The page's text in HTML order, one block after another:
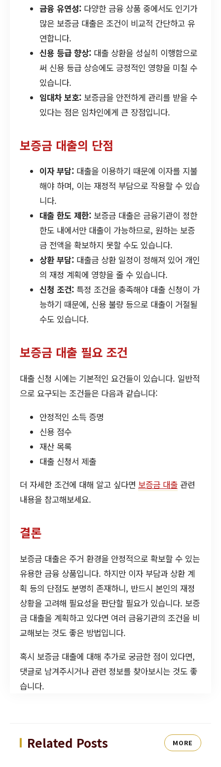
금융 유연성: 다양한 금융 상품 중에서도 인기가
많은 보증금 대출은 조건이 비교적 간단하고 유
연합니다.
신용 등급 향상: 대출 상환을 성실히 이행함으로
써 신용 등급 상승에도 긍정적인 영향을 미칠 수
있습니다.
임대차 보호: 보증금을 안전하게 관리를 받을 수
있다는 점은 임차인에게 큰 장점입니다.
보증금 대출의 단점
이자 부담: 대출을 이용하기 때문에 이자를 지불
해야 하며, 이는 재정적 부담으로 작용할 수 있습
니다.
대출 한도 제한: 보증금 대출은 금융기관이 정한
한도 내에서만 대출이 가능하므로, 원하는 보증
금 전액을 확보하지 못할 수도 있습니다.
상환 부담: 대출금 상환 일정이 정해져 있어 개인
의 재정 계획에 영향을 줄 수 있습니다.
신청 조건: 특정 조건을 충족해야 대출 신청이 가
능하기 때문에, 신용 불량 등으로 대출이 거절될
수도 있습니다.
보증금 대출 필요 조건
대출 신청 시에는 기본적인 요건들이 있습니다. 일반적
으로 요구되는 조건들은 다음과 같습니다:
안정적인 소득 증명
신용 점수
재산 목록
대출 신청서 제출
더 자세한 조건에 대해 알고 싶다면 보증금 대출 관련
내용을 참고해보세요.
결론
보증금 대출은 주거 환경을 안정적으로 확보할 수 있는
유용한 금융 상품입니다. 하지만 이자 부담과 상환 계
획 등의 단점도 분명히 존재하니, 반드시 본인의 재정
상황을 고려해 필요성을 판단할 필요가 있습니다. 보증
금 대출을 계획하고 있다면 여러 금융기관의 조건을 비
교해보는 것도 좋은 방법입니다.
혹시 보증금 대출에 대해 추가로 궁금한 점이 있다면,
댓글로 남겨주시거나 관련 정보를 찾아보시는 것도 좋
습니다.
Related Posts MORE